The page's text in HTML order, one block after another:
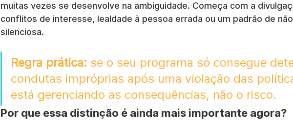
muitas vezes se desenvolve na ambiguidade. Começa com a
conflitos de interesse, lealdade à pessoa errada ou um padrão de
silenciosa.
Regra prática: se o seu programa só consegue
condutas impróprias após uma violação das
está gerenciando as consequências, não o risco.
Por que essa distinção é ainda mais importante agora?